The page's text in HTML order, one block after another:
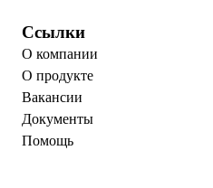
Ссылки
О компании
О продукте
Вакансии
Документы
Помощь